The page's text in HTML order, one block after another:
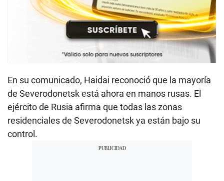
En su comunicado, Haidai reconoció que la mayoría
de Severodonetsk está ahora en manos rusas. El
ejército de Rusia afirma que todas las zonas
residenciales de Severodonetsk ya están bajo su
control.